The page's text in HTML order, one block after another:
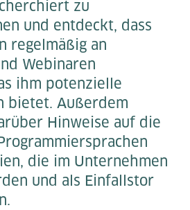
zu
und entdeckt, dass
regelmäßig an
Webinaren
ihm potenzielle
bietet. Außerdem
Hinweise auf die
die im Unternehmen
und als Einfallstor